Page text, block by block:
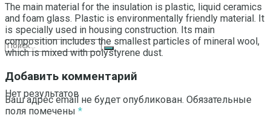
Нет результатов
The main material for the insulation is plastic, liquid ceramics
and foam glass. Plastic is environmentally friendly material. It
is specially used in housing construction. Its main
composition includes the smallest particles of mineral wool,
which is mixed with polystyrene dust.
Добавить комментарий
Ваш адрес email не будет опубликован. Обязательные
поля помечены *